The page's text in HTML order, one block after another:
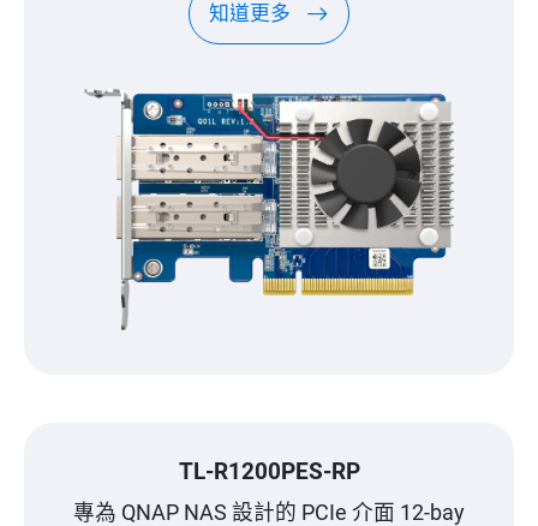
知道更多
TL-R1200PES-RP
專為 QNAP NAS 設計的 PCIe 介面 12-bay